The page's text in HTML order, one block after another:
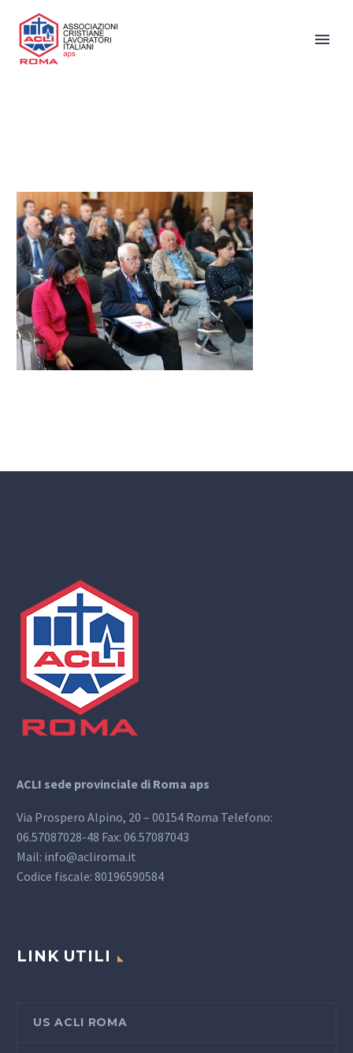
ACLI sede provinciale di Roma aps
Via Prospero Alpino, 20 – 00154 Roma Telefono:
06.57087028-48 Fax: 06.57087043
Mail: info@acliroma.it
Codice fiscale: 80196590584
LINK UTILI
US ACLI ROMA